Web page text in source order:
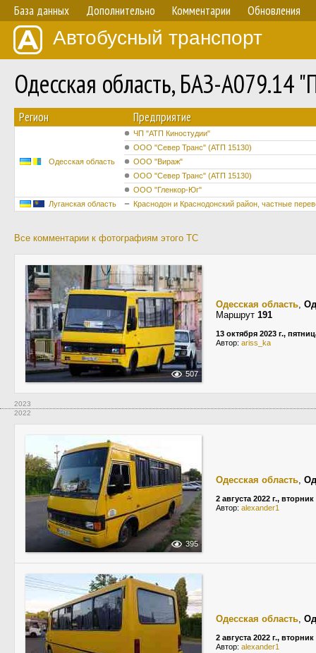
База данных Дополнительно Комментарии Обновления
Автобусный транспорт
Одесская область, БАЗ-
Регион Предприятие
Одесская область
ЧП "АТП Киностудии"
ООО "Север Транс" (АТП 15130)
ООО "Вираж"
ООО "Север Транс" (АТП 15130)
ООО "Гленкор-Юг"
Луганская область
Краснодон и Краснодонский район, частные
Все комментарии к фотографиям этого ТС
507
Одесская область,
Маршрут 191
13 октября 2023 г.,
Автор: ariss_ka
2023
2022
395
Одесская область,
2 августа 2022 г., вторник
Автор: alexander1
Одесская область,
2 августа 2022 г., вторник
Автор: alexander1